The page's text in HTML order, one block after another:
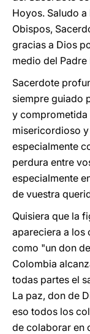
Hoyos. Saludo
Obispos,
gracias a Dios
medio del
Sacerdote
siempre guiado
y comprometida
misericordioso
especialmente
perdura entre
especialmente
de vuestra
Quisiera que la
apareciera a los
como "un don
Colombia
todas partes el
La paz, don de
eso todos los
de colaborar en